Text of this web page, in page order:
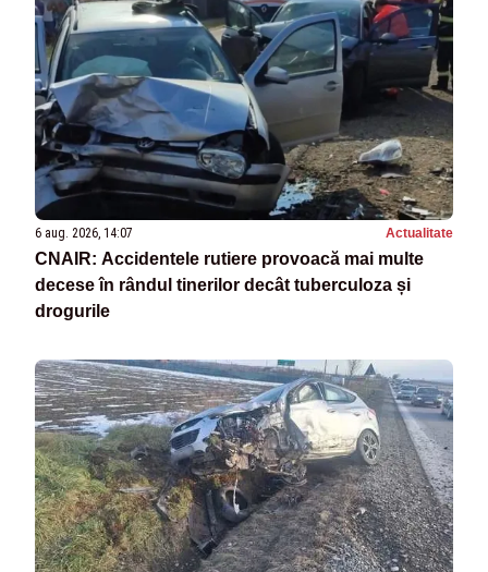
6 aug. 2026, 14:07 Actualitate
CNAIR: Accidentele rutiere provoacă mai multe
decese în rândul tinerilor decât tuberculoza și
drogurile